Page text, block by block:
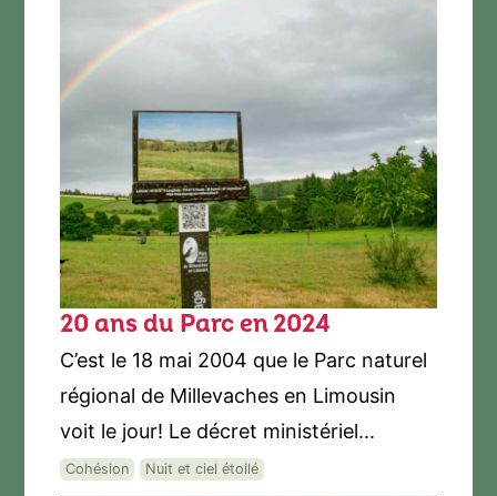
20 ans du Parc en 2024
C’est le 18 mai 2004 que le Parc naturel
régional de Millevaches en Limousin
voit le jour! Le décret ministériel...
Cohésion Nuit et ciel étoilé